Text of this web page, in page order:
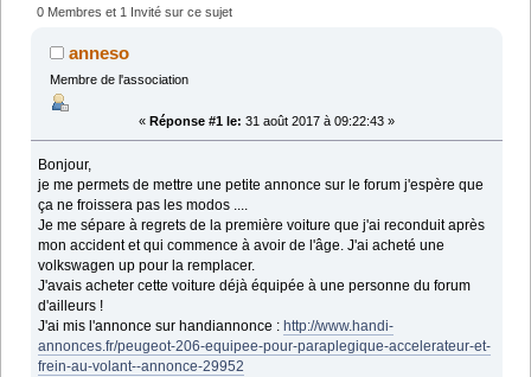
équipée pour la conduite au volant (Lu 8531 fois)
0 Membres et 1 Invité sur ce sujet
anneso
Membre de l'association
« Réponse #1 le: 31 août 2017 à 09:22:43 »
Bonjour,
je me permets de mettre une petite annonce sur le forum j'espère que
ça ne froissera pas les modos ....
Je me sépare à regrets de la première voiture que j'ai reconduit après
mon accident et qui commence à avoir de l'âge. J'ai acheté une
volkswagen up pour la remplacer.
J'avais acheter cette voiture déjà équipée à une personne du forum
d'ailleurs !
J'ai mis l'annonce sur handiannonce : http://www.handi-
annonces.fr/peugeot-206-equipee-pour-paraplegique-accelerateur-et-
frein-au-volant--annonce-29952